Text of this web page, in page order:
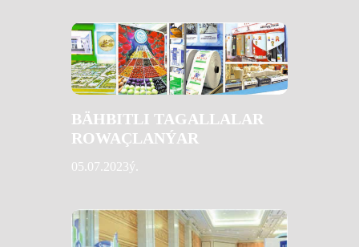
BÄHBITLI TAGALLALAR
ROWAÇLANÝAR
05.07.2023ý.